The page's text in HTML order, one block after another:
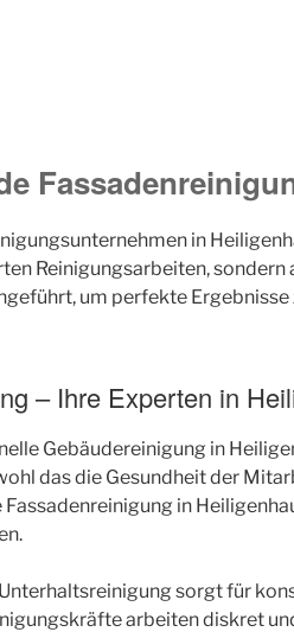
in
Reinigungsarbeiten,
um perfekte Ergebnisse
– Ihre Experten in
Gebäudereinigung in
das die Gesundheit der
Fassadenreinigung in
sorgt für
arbeiten diskret